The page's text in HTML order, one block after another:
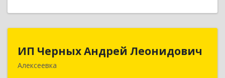
ИП Черных Андрей Леонидович
Алексеевка
ИП Черных Андрей Леонидович
309850, Белгородская обл, Алексеевский р-н,